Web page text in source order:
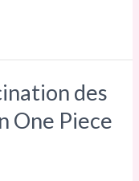
des
One Piece